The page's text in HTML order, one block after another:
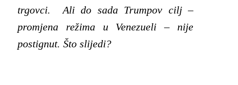
trgovci. Ali do sada Trumpov cilj –
promjena režima u Venezueli – nije
postignut. Što slijedi?